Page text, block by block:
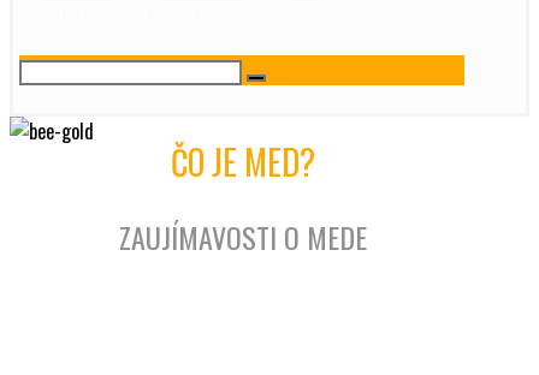
ČO JE MED?
ZAUJÍMAVOSTI O MEDE